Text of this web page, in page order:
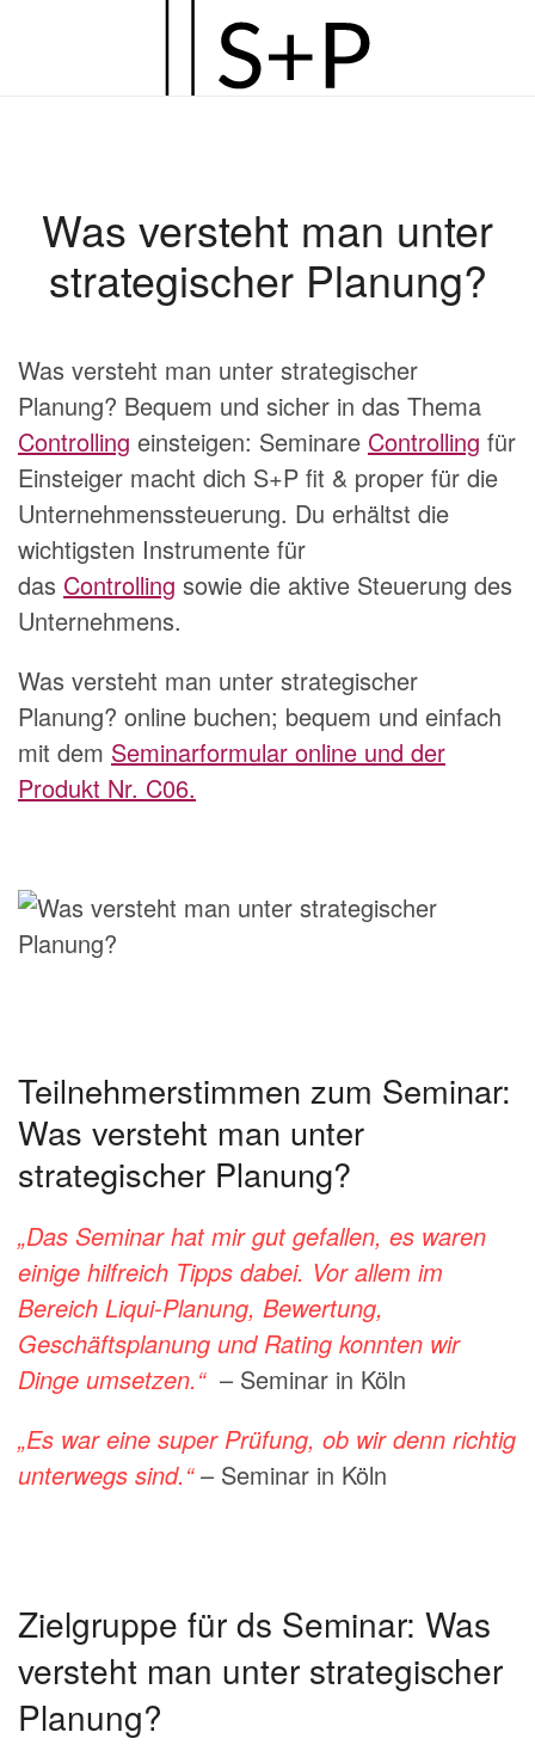
Hauptinhalt
Was versteht man unter
strategischer Planung?
Was versteht man unter strategischer
Planung? Bequem und sicher in das Thema
Controlling einsteigen: Seminare Controlling für
Einsteiger macht dich S+P fit & proper für die
Unternehmenssteuerung. Du erhältst die
wichtigsten Instrumente für
das Controlling sowie die aktive Steuerung des
Unternehmens.
Was versteht man unter strategischer
Planung? online buchen; bequem und einfach
mit dem Seminarformular online und der
Produkt Nr. C06.
Teilnehmerstimmen zum Seminar:
Was versteht man unter
strategischer Planung?
„Das Seminar hat mir gut gefallen, es waren
einige hilfreich Tipps dabei. Vor allem im
Bereich Liqui-Planung, Bewertung,
Geschäftsplanung und Rating konnten wir
Dinge umsetzen.“ – Seminar in Köln
„Es war eine super Prüfung, ob wir denn richtig
unterwegs sind.“– Seminar in Köln
Zielgruppe für ds Seminar: Was
versteht man unter strategischer
Planung?